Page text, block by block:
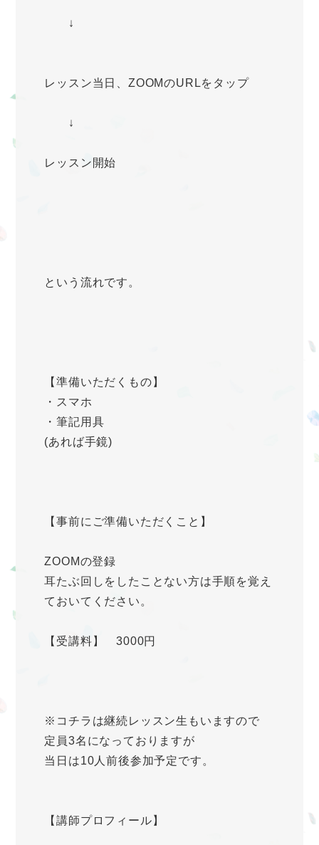
↓
レッスン当日、ZOOMのURLをタップ
↓
レッスン開始
という流れです。
【準備いただくもの】
・スマホ
・筆記用具
(あれば手鏡)
【事前にご準備いただくこと】
ZOOMの登録
耳たぶ回しをしたことない方は手順を覚え
ておいてください。
【受講料】 3000円
※コチラは継続レッスン生もいますので
定員3名になっておりますが
当日は10人前後参加予定です。
【講師プロフィール】